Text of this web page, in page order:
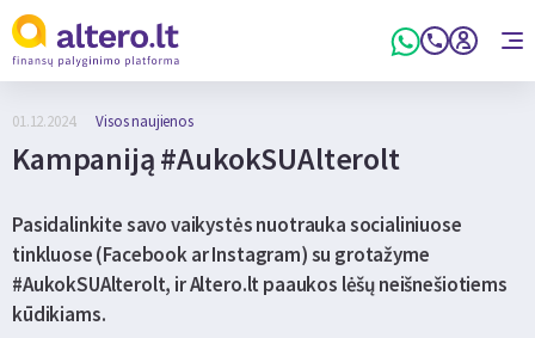
01.12.2024. Visos naujienos
Kampaniją #AukokSUAlterolt
Pasidalinkite savo vaikystės nuotrauka socialiniuose
tinkluose (Facebook ar Instagram) su grotažyme
#AukokSUAlterolt, ir Altero.lt paaukos lėšų neišnešiotiems
kūdikiams.